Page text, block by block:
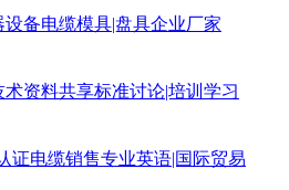
设备电缆模具|盘具企业厂家
术资料共享标准讨论|培训学习
证电缆销售专业英语|国际贸易